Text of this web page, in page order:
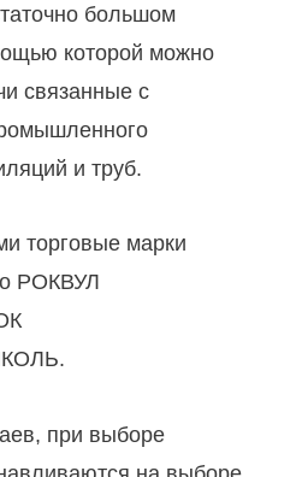
большом
которой можно
связанные с
и труб.
торговые марки
РОКВУЛ
при выборе